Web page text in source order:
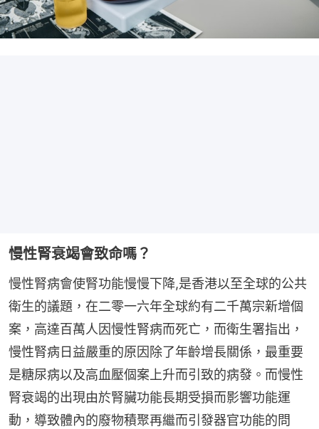
慢性腎衰竭會致命嗎？
慢性腎病會使腎功能慢慢下降,是香港以至全球的公共
衛生的議題，在二零一六年全球約有二千萬宗新增個
案，高達百萬人因慢性腎病而死亡，而衛生署指出，
慢性腎病日益嚴重的原因除了年齡增長關係，最重要
是糖尿病以及高血壓個案上升而引致的病發。而慢性
腎衰竭的出現由於腎臟功能長期受損而影響功能運
動，導致體內的廢物積聚再繼而引發器官功能的問